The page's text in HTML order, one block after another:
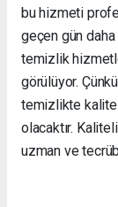
bu hizmeti
geçen gün
temizlik
görülüyor.
temizlikte
olacaktır.
uzman ve